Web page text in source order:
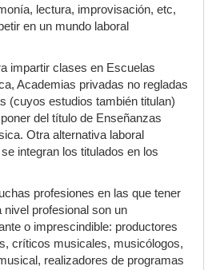
lectura, improvisación, etc,
en un mundo laboral
impartir clases en Escuelas
Academias privadas no regladas
(cuyos estudios también titulan)
del título de Enseñanzas
Otra alternativa laboral
integran los titulados en los
profesiones en las que tener
profesional son un
o imprescindible: productores
críticos musicales, musicólogos,
realizadores de programas